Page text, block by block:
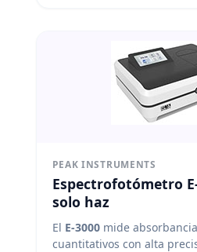
PEAK INSTRUMENTS
Espectrofotómetro
solo haz
El E-3000 mide
cuantitativos con alta